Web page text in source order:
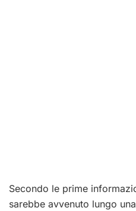
Secondo le prime
sarebbe avvenuto lungo